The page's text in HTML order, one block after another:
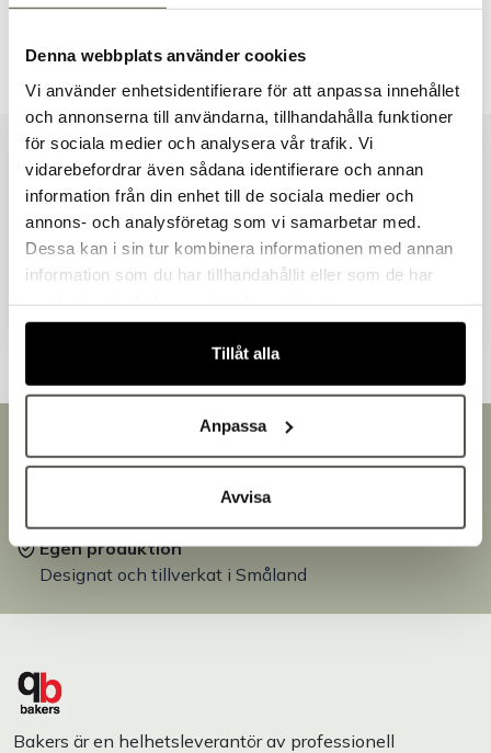
Denna webbplats använder cookies
Vi använder enhetsidentifierare för att anpassa innehållet
och annonserna till användarna, tillhandahålla funktioner
för sociala medier och analysera vår trafik. Vi
vidarebefordrar även sådana identifierare och annan
information från din enhet till de sociala medier och
annons- och analysföretag som vi samarbetar med.
Dessa kan i sin tur kombinera informationen med annan
information som du har tillhandahållit eller som de har
Tillåt alla
Anpassa
Avvisa
Dokument & produktblad
Liknande produkter
Andra kunder tittade även på
Leverans inom 3-5 arbetsdagar.
Över 30 000 produkter
Egen produktion
Designat och tillverkat i Småland
Bakers är en helhetsleverantör av professionell
Välkommen till Bakers!
Handlar du som företag eller privatperson?
Fortsätt som privatperson